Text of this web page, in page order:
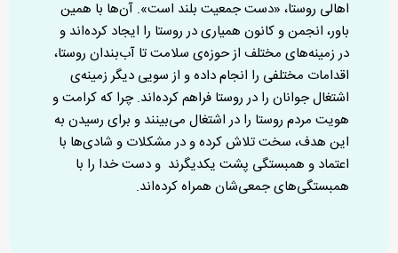
اهالی روستا، «دست جمعیت بلند است». آن‌ها با همین
باور، انجمن و کانون همیاری در روستا را ایجاد کرده‌اند و
در زمینه‌های مختلف از حوزه‌ی سلامت تا آب‌بندان روستا،
اقدامات مختلفی را انجام داده و از سویی دیگر زمینه‌ی
اشتغال جوانان را در روستا فراهم کرده‌اند. چرا که کرامت و
هویت مردم روستا را در اشتغال می‌بینند و برای رسیدن به
این هدف، سخت تلاش کرده و در مشکلات و شادی‌ها با
اعتماد و همبستگی پشت یکدیگرند و دست خدا را با
همبستگی‌های جمعی‌شان همراه کرده‌اند.